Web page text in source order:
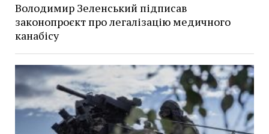
Володимир Зеленський підписав
законопроєкт про легалізацію медичного
канабісу